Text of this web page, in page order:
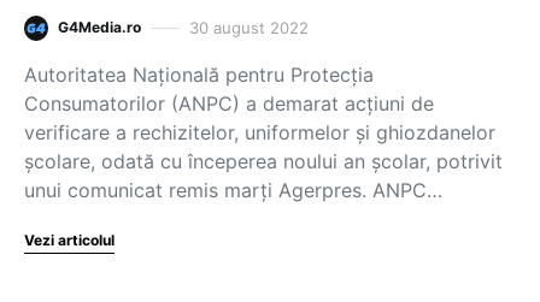
G4Media.ro 30 august 2022
Autoritatea Naţională pentru Protecţia
Consumatorilor (ANPC) a demarat acţiuni de
verificare a rechizitelor, uniformelor şi ghiozdanelor
şcolare, odată cu începerea noului an şcolar, potrivit
unui comunicat remis marţi Agerpres. ANPC…
Vezi articolul